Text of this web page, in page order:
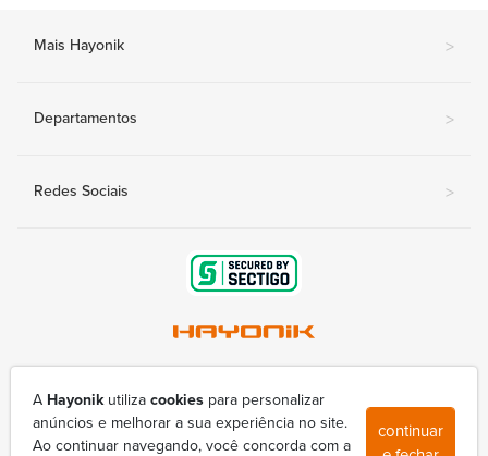
Mais Hayonik >
Departamentos >
Redes Sociais >
(43) 3377-9800
hayonik@hayonik.com.br
Segunda à sexta das 8h00 às 17h50
A Hayonikutiliza cookies para personalizar
anúncios e melhorar a sua experiência no site.
Ao continuar navegando, você concorda com a
continuar